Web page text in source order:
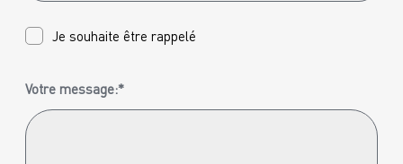
Je souhaite être rappelé
Votre message:*